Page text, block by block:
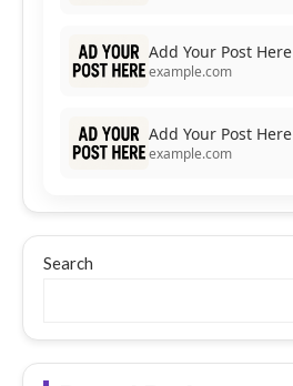
Add Your Post Here
example.com
Add Your Post Here
example.com
Search